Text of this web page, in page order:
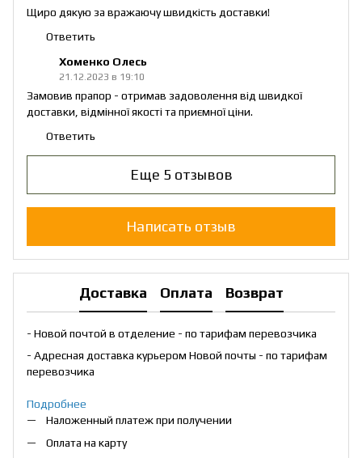
Щиро дякую за вражаючу швидкість доставки!
Ответить
Хоменко Олесь
21.12.2023 в 19:10
Замовив прапор - отримав задоволення від швидкої
доставки, відмінної якості та приємної ціни.
Ответить
Еще 5 отзывов
Написать отзыв
Доставка Оплата Возврат
- Новой почтой в отделение - по тарифам перевозчика
- Адресная доставка курьером Новой почты - по тарифам
перевозчика
Подробнее
Наложенный платеж при получении
Оплата на карту